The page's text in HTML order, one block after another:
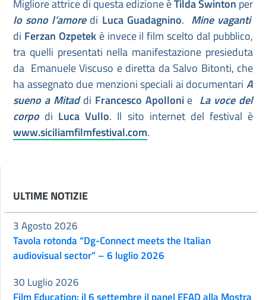
Migliore attrice di questa edizione èTilda Swinton per
Io sono l’amore di Luca Guadagnino. Mine vaganti
di Ferzan Ozpetek è invece il film scelto dal pubblico,
tra quelli presentati nella manifestazione presieduta
da Emanuele Viscuso e diretta da Salvo Bitonti, che
ha assegnato due menzioni speciali ai documentari A
sueno a Mitaddi Francesco Apolloni e La voce del
corpo di Luca Vullo. Il sito internet del festival è
www.siciliamfilmfestival.com.
ULTIME NOTIZIE
Tavola rotonda “Dg-Connect meets the Italian
audiovisual sector” – 6 luglio 2026
3 Agosto 2026
30 Luglio 2026